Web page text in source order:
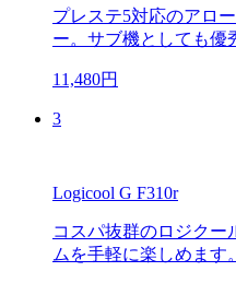
プレステ5対応のアロ
ー。サブ機としても優
11,480円
3
Logicool G F310r
コスパ抜群のロジクー
ムを手軽に楽しめます。